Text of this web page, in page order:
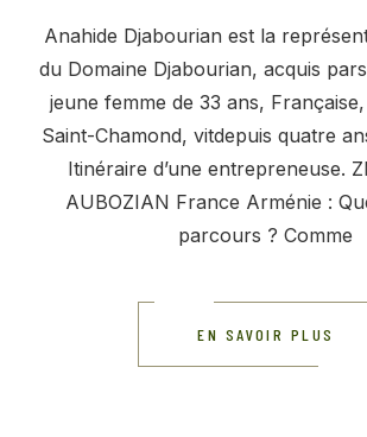
Anahide Djabourian est la
du Domaine Djabourian, acquis
jeune femme de 33 ans,
Saint-Chamond, vitdepuis quatre
Itinéraire d’une entrepreneuse.
AUBOZIAN France Arménie :
parcours ? Comme
EN SAVOIR PLUS